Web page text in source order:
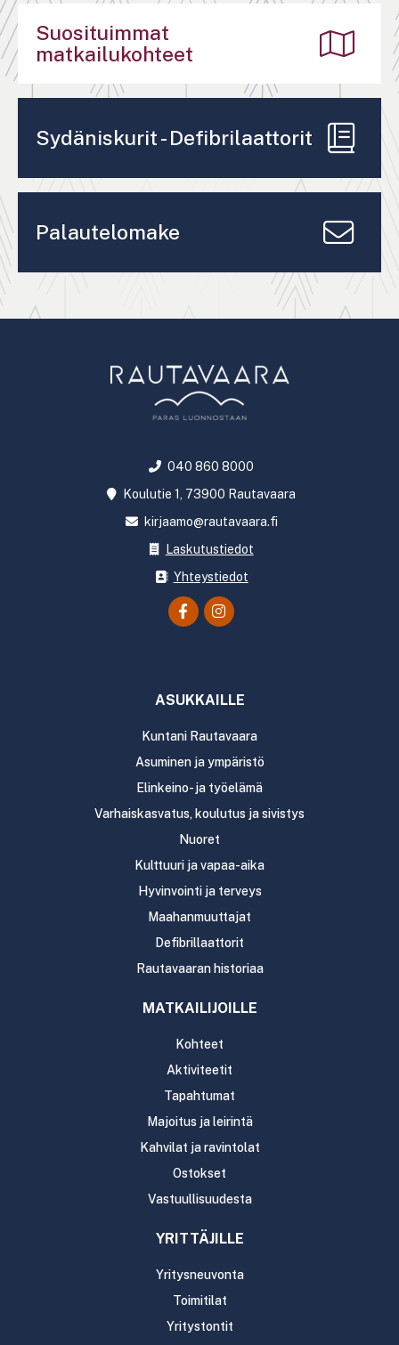
Suosituimmat
matkailukohteet
Sydäniskurit - Defibrilaattorit
Palautelomake
040 860 8000
Koulutie 1, 73900 Rautavaara
kirjaamo@rautavaara.fi
Laskutustiedot
Yhteystiedot
ASUKKAILLE
Kuntani Rautavaara
Asuminen ja ympäristö
Elinkeino- ja työelämä
Varhaiskasvatus, koulutus ja sivistys
Nuoret
Kulttuuri ja vapaa-aika
Hyvinvointi ja terveys
Maahanmuuttajat
Defibrillaattorit
Rautavaaran historiaa
MATKAILIJOILLE
Kohteet
Aktiviteetit
Tapahtumat
Majoitus ja leirintä
Kahvilat ja ravintolat
Ostokset
Vastuullisuudesta
YRITTÄJILLE
Yritysneuvonta
Toimitilat
Yritystontit